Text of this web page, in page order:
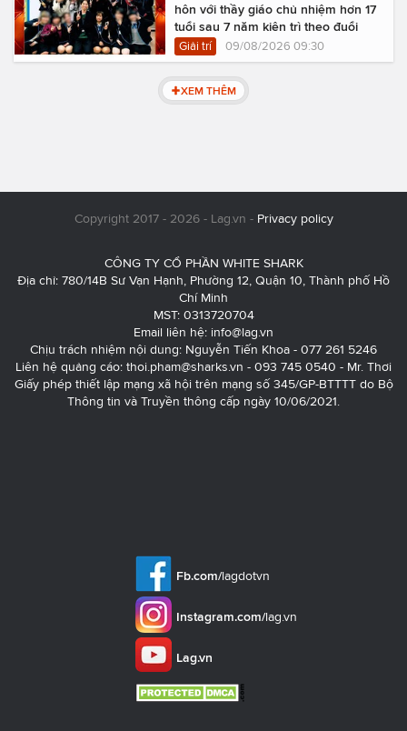
hôn với thầy giáo chủ nhiệm hơn 17
tuổi sau 7 năm kiên trì theo đuổi
Giải trí 09/08/2026 09:30
XEM THÊM
Copyright 2017 - 2026 - Lag.vn - Privacy policy
CÔNG TY CỔ PHẦN WHITE SHARK
Địa chỉ: 780/14B Sư Vạn Hạnh, Phường 12, Quận 10, Thành phố Hồ
Chí Minh
MST: 0313720704
Email liên hệ: info@lag.vn
Chịu trách nhiệm nội dung: Nguyễn Tiến Khoa - 077 261 5246
Liên hệ quảng cáo: thoi.pham@sharks.vn - 093 745 0540 - Mr. Thơi
Giấy phép thiết lập mạng xã hội trên mạng số 345/GP-BTTTT do Bộ
Thông tin và Truyền thông cấp ngày 10/06/2021.
Fb.com/lagdotvn
Instagram.com/lag.vn
Lag.vn